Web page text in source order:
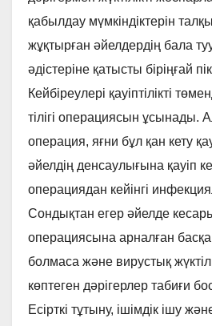
қабылдау мүмкіндіктерін
жұқтырған әйелдердің бала
әдістеріне қатысты біріңғай
Кейбіреулері қауіптілікті
тілігі операциясын ұсынады.
операция, яғни бұл қан кету
әйелдің денсаулығына қауіп
операциядан кейінгі
Сондықтан егер әйелде кесарь
операциясына арналған басқа
болмаса және вирустық
көптеген дәрігерлер табиғи
Есірткі тұтыну, ішімдік ішу